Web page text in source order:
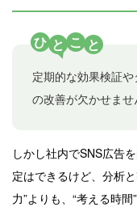
ひ と こ と
定期的な効果検証
の改善が欠かせませ
しかし社内でSNS広告
定はできるけど、分析
力”よりも、“考える時間